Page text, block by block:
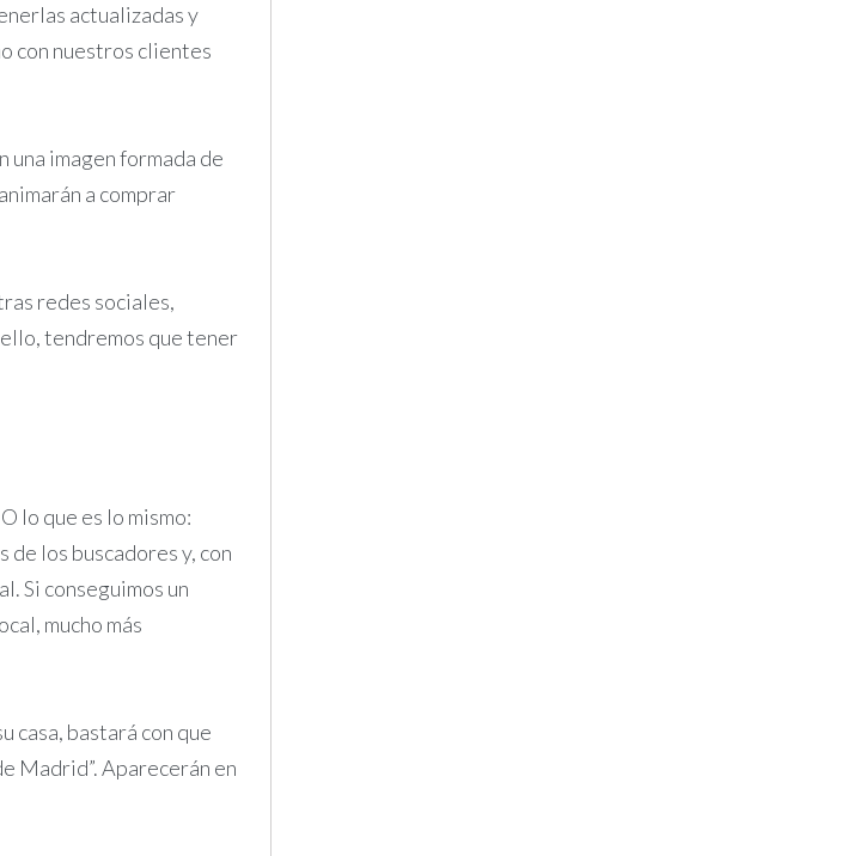
actualizadas y
con nuestros clientes
una imagen formada de
a comprar
redes sociales,
tendremos que tener
lo que es lo mismo:
los buscadores y, con
Si conseguimos un
mucho más
casa, bastará con que
Madrid”. Aparecerán en